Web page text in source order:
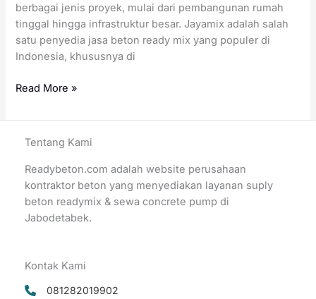
berbagai jenis proyek, mulai dari pembangunan rumah
tinggal hingga infrastruktur besar. Jayamix adalah salah
satu penyedia jasa beton ready mix yang populer di
Indonesia, khususnya di
Harga
per
Meter
Read More »
Tentang Kami
Readybeton.com adalah website perusahaan
kontraktor beton yang menyediakan layanan suply
beton readymix & sewa concrete pump di
Jabodetabek.
Kontak Kami
081282019902